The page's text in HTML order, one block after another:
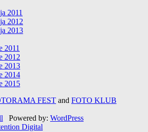
2011
2012
2013
2011
2012
2013
2014
2015
FEST and FOTO KLUB
Powered by: WordPress
Digital